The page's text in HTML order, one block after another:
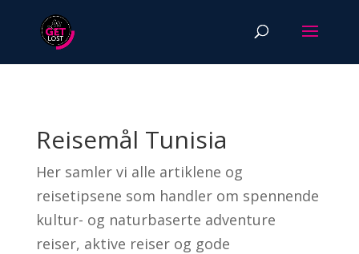
Reisemål Tunisia
Her samler vi alle artiklene og
reisetipsene som handler om spennende
kultur- og naturbaserte adventure
reiser, aktive reiser og gode